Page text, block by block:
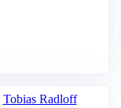
Tobias Radloff